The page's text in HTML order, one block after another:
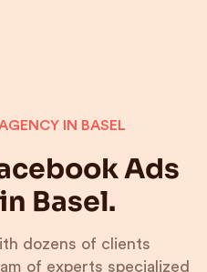
IN BASEL
Ads
Basel.
dozens of clients
of experts specialized